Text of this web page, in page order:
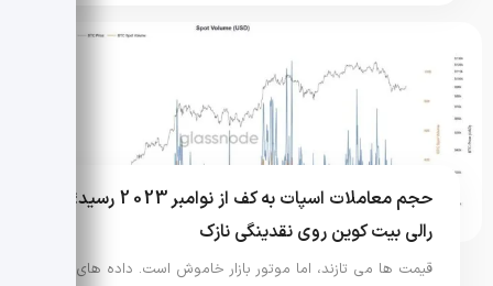
حجم معاملات اسپات به کف از نوامبر 2023 رسید؛
رالی بیت کوین روی نقدینگی نازک
قیمت ها می تازند، اما موتور بازار خاموش است. داده های